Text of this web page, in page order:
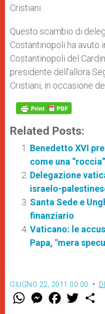
Cristiani.
Questo scambio di
Costantinopoli ha avuto
Costantinopoli del
presidente dell’allora
Cristiani, in occasione
Related Posts:
Benedetto XVI
come una
Delegazione
israelo-
Santa Sede e
finanziario
Vaticano: le
Papa, "mera
GIUGNO 22, 2011 00:00
W M
e
F
a w